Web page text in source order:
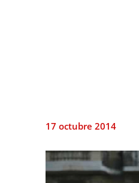
17 octubre 2014